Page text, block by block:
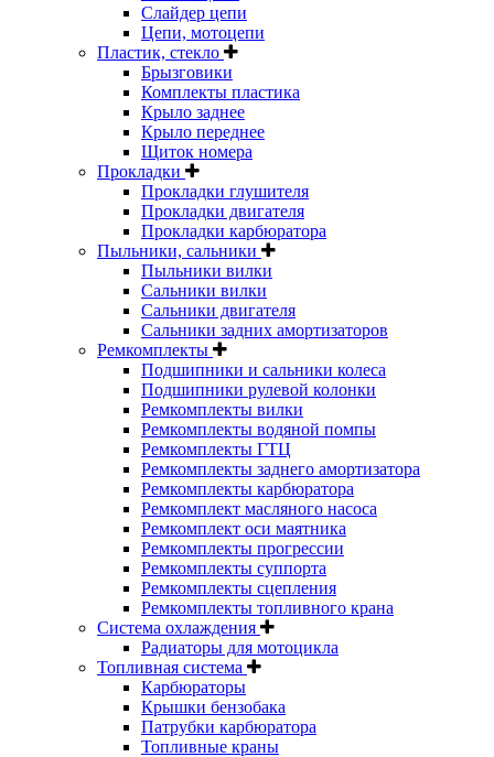
Слайдер цепи
Цепи, мотоцепи
Пластик, стекло
Брызговики
Комплекты пластика
Крыло заднее
Крыло переднее
Щиток номера
Прокладки
Прокладки глушителя
Прокладки двигателя
Прокладки карбюратора
Пыльники, сальники
Пыльники вилки
Сальники вилки
Сальники двигателя
Сальники задних амортизаторов
Ремкомплекты
Подшипники и сальники колеса
Подшипники рулевой колонки
Ремкомплекты вилки
Ремкомплекты водяной помпы
Ремкомплекты ГТЦ
Ремкомплекты заднего амортизатора
Ремкомплекты карбюратора
Ремкомплект масляного насоса
Ремкомплект оси маятника
Ремкомплекты прогрессии
Ремкомплекты суппорта
Ремкомплекты сцепления
Ремкомплекты топливного крана
Система охлаждения
Радиаторы для мотоцикла
Топливная система
Карбюраторы
Крышки бензобака
Патрубки карбюратора
Топливные краны